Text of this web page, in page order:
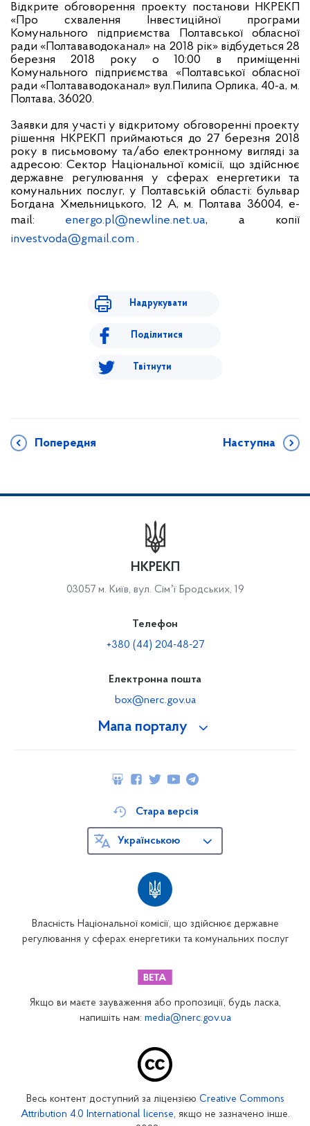
Відкрите обговорення проекту постанови НКРЕКП
«Про схвалення Інвестиційної програми
Комунального підприємства Полтавської обласної
ради «Полтававодоканал» на 2018 рік» відбудеться 28
березня 2018 року о 10:00 в приміщенні
Комунального підприємства «Полтавської обласної
ради «Полтававодоканал» вул.Пилипа Орлика, 40-а, м.
Полтава, 36020.
Заявки для участі у відкритому обговоренні проекту
рішення НКРЕКП приймаються до 27 березня 2018
року в письмовому та/або електронному вигляді за
адресою: Сектор Національної комісії, що здійснює
державне регулювання у сферах енергетики та
комунальних послуг, у Полтавській області: бульвар
Богдана Хмельницького, 12 А, м. Полтава 36004, e-
mail: energo.pl@newline.net.ua, а копії
investvoda@gmail.com .
Надрукувати
Поділитися
Твітнути
Попередня Наступна
Мапа порталу
НКРЕКП
03057 м. Київ, вул. Сімʼї Бродських, 19
Телефон
+380 (44) 204-48-27
Електронна пошта
box@nerc.gov.ua
Власність Національної комісії, що здійснює державне
регулювання у сферах енергетики та комунальних послуг
Стара версія
Українською
Якщо ви маєте зауваження або пропозиції, будь ласка,
напишіть нам: media@nerc.gov.ua
Весь контент доступний за ліцензією Creative Commons
Attribution 4.0 International license, якщо не зазначено інше.